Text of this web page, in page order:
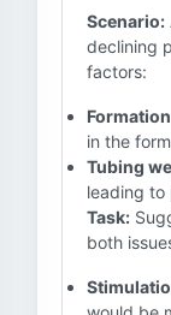
Scenario:
declining
factors:
in the
Tubing
leading to
Task:
both